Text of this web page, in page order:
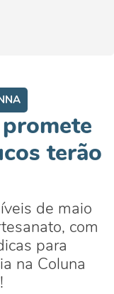
terão
de maio
com
para
na Coluna